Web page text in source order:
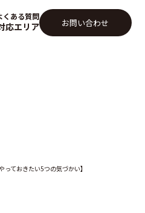
くある質問
応エリア お問い合わせ
っておきたい5つの気づかい】